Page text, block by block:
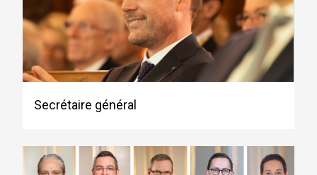
Secrétaire général